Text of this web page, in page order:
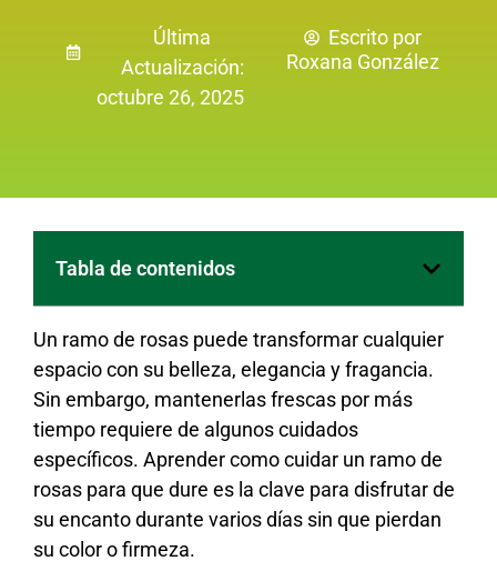
Última
Actualización:
octubre 26, 2025
Escrito por
Roxana González
Tabla de contenidos
Un ramo de rosas puede transformar cualquier
espacio con su belleza, elegancia y fragancia.
Sin embargo, mantenerlas frescas por más
tiempo requiere de algunos cuidados
específicos. Aprender como cuidar un ramo de
rosas para que dure es la clave para disfrutar de
su encanto durante varios días sin que pierdan
su color o firmeza.